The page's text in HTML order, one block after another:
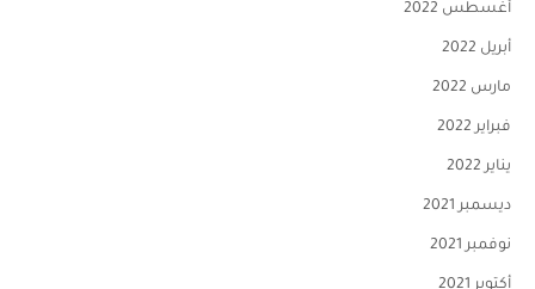
أغسطس 2022
أبريل 2022
مارس 2022
فبراير 2022
يناير 2022
ديسمبر 2021
نوفمبر 2021
أكتوبر 2021